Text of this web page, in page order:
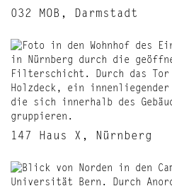
032 MOB, Darmstadt
147 Haus X, Nürnberg